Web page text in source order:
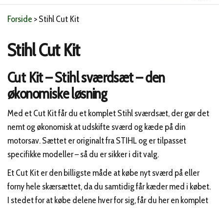
Forside >Stihl Cut Kit
Stihl Cut Kit
Cut Kit – Stihl sværdsæt – den
økonomiske løsning
Med et Cut Kit får du et komplet Stihl sværdsæt, der gør det
nemt og økonomisk at udskifte sværd og kæde på din
motorsav. Sættet er originalt fra STIHL og er tilpasset
specifikke modeller – så du er sikker i dit valg.
Et Cut Kit er den billigste måde at købe nyt sværd på eller
forny hele skærsættet, da du samtidig får kæder med i købet.
I stedet for at købe delene hver for sig, får du her en komplet